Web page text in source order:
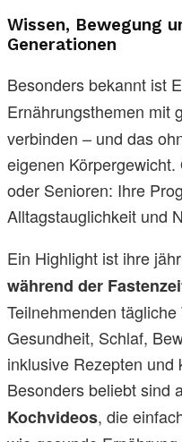
Wissen, Bewegung
Generationen
Besonders bekannt ist
Ernährungsthemen mit
verbinden – und das
eigenen
oder Senioren: Ihre
Alltagstauglichkeit und
Ein Highlight ist ihre
während der
Teilnehmenden
Gesundheit, Schlaf,
inklusive Rezepten und
Besonders beliebt sind
Kochvideos, die